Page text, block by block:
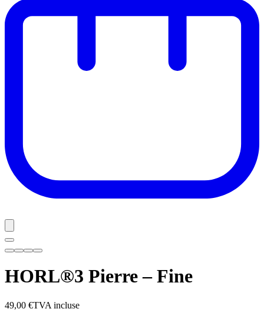
HORL®3 Pierre – Fine
49,00 €TVA incluse